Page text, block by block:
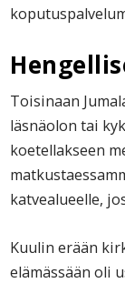
Toisinaan
läsnäolon tai
koetellakseen
katvealueelle,
Kuulin erään
elämässään oli